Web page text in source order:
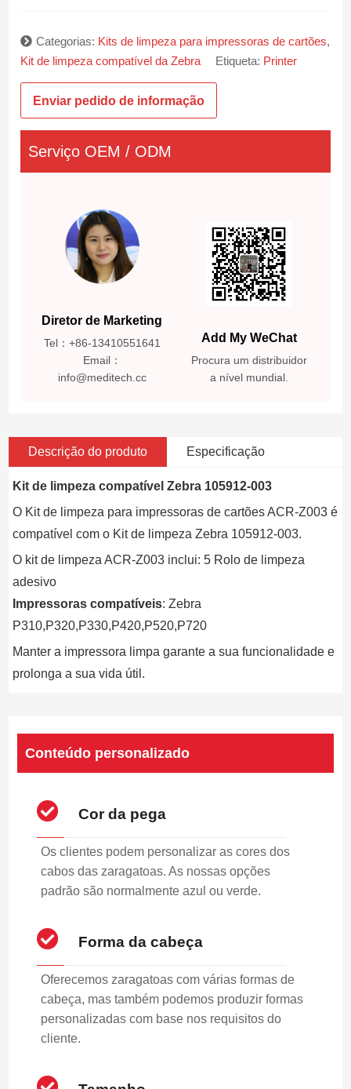
Categorias: Kits de limpeza para impressoras de cartões,
Kit de limpeza compatível da Zebra
Etiqueta: Printer
Enviar pedido de informação
Serviço OEM / ODM
Diretor de Marketing
Tel：+86-13410551641
Email：
info@meditech.cc
Add My WeChat
Procura um distribuidor
a nível mundial.
Descrição do produto Especificação
Kit de limpeza compatível Zebra 105912-003
O Kit de limpeza para impressoras de cartões ACR-Z003 é
compatível com o Kit de limpeza Zebra 105912-003.
O kit de limpeza ACR-Z003 inclui: 5 Rolo de limpeza
adesivo
Impressoras compatíveis: Zebra
P310,P320,P330,P420,P520,P720
Manter a impressora limpa garante a sua funcionalidade e
prolonga a sua vida útil.
Conteúdo personalizado
Cor da pega
Os clientes podem personalizar as cores dos
cabos das zaragatoas. As nossas opções
padrão são normalmente azul ou verde.
Forma da cabeça
Oferecemos zaragatoas com várias formas de
cabeça, mas também podemos produzir formas
personalizadas com base nos requisitos do
cliente.